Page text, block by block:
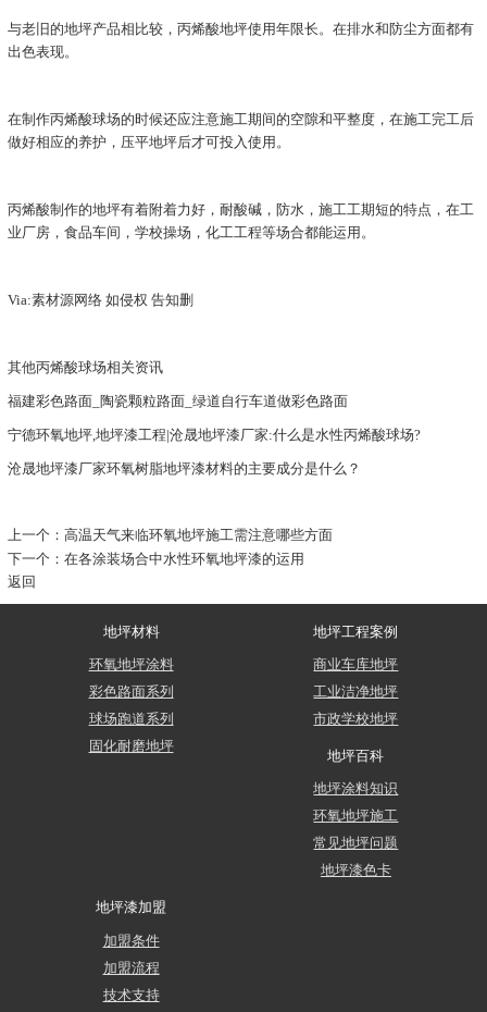
与老旧的地坪产品相比较，丙烯酸地坪使用年限长。在排水和防尘方面都有
出色表现。
在制作丙烯酸球场的时候还应注意施工期间的空隙和平整度，在施工完工后
做好相应的养护，压平地坪后才可投入使用。
丙烯酸制作的地坪有着附着力好，耐酸碱，防水，施工工期短的特点，在工
业厂房，食品车间，学校操场，化工工程等场合都能运用。
Via:素材源网络 如侵权 告知删
其他丙烯酸球场相关资讯
福建彩色路面_陶瓷颗粒路面_绿道自行车道做彩色路面
宁德环氧地坪,地坪漆工程|沧晟地坪漆厂家:什么是水性丙烯酸球场?
沧晟地坪漆厂家环氧树脂地坪漆材料的主要成分是什么？
上一个： 高温天气来临环氧地坪施工需注意哪些方面
下一个：在各涂装场合中水性环氧地坪漆的运用
返回
地坪材料
环氧地坪涂料
彩色路面系列
球场跑道系列
固化耐磨地坪
地坪工程案例
商业车库地坪
工业洁净地坪
市政学校地坪
地坪百科
地坪涂料知识
环氧地坪施工
常见地坪问题
地坪漆色卡
地坪漆加盟
加盟条件
加盟流程
技术支持